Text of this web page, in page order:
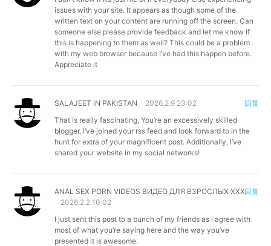
issues with your site. It appears as though some of the
written text on your content are running off the screen. Can
someone else please provide feedback and let me know if
this is happening to them as well? This could be a problem
with my web browser because I’ve had this happen before.
Appreciate it
SALAJEET IN PAKISTAN
2026.2.9 23:02
That is really fascinating, You’re an excessively skilled
blogger. I’ve joined your rss feed and look forward to in the
hunt for extra of your magnificent post. Additionally, I’ve
shared your website in my social networks!
回复
ANAL SEX PORN VIDEOS ВИДЕО ДЛЯ ВЗРОСЛЫХ XXX
2026.2.2 10:02
I just sent this post to a bunch of my friends as I agree with
most of what you’re saying here and the way you’ve
presented it is awesome.
回复